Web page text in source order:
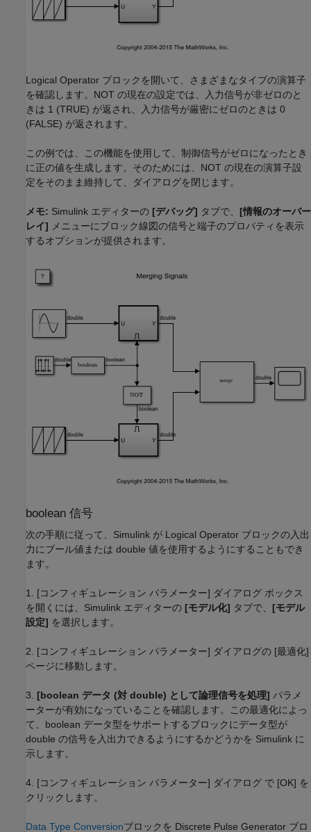
Logical Operator ブロックを開いて、さまざまなタイプの演算子
を確認します。NOT の現在の設定では、入力信号が非ゼロのと
きは 1 (TRUE) が返され、入力信号が厳密にゼロのときは 0
(FALSE) が返されます。
この例では、この機能を使用して、制御信号がゼロになったとき
に正の値を生成します。そのためには、NOT の現在の演算子設
定をそのまま維持して、ダイアログを閉じます。
メモ: Simulink エディターの [デバッグ] タブで、 [情報のオーバー
レイ] メニューにブロック線図の信号と端子のプロパティを表示
するオプションが提供されます。
boolean 信号
次の手順に従って、Simulink が Logical Operator ブロックの入出
力にブール値または double 値を使用するようにすることもでき
ます。
1. [コンフィギュレーション パラメーター] ダイアログ ボックス
を開くには、Simulink エディターの [モデル化] タブで、 [モデル
設定] を選択します。
2. [コンフィギュレーション パラメーター] ダイアログの [最適化]
ページに移動します。
3. [boolean データ (対 double) として論理信号を処理] パラメ
ーターが有効になっていることを確認します。この最適化によっ
て、boolean データ型をサポートするブロックにデータ型が
double の信号を入出力できるようにするかどうかを Simulink に
示します。
4. [コンフィギュレーション パラメーター] ダイアログ で [OK] を
クリックします。
Data Type Conversionブロックを Discrete Pulse Generator ブロ